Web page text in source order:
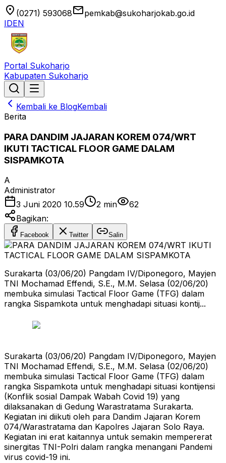
location_on (0271) 593068emailpemkab@sukoharjokab.go.id
IDEN
Portal Sukoharjo
Kabupaten Sukoharjo
Kembali ke BlogKembali
Berita
PARA DANDIM JAJARAN KOREM 074/WRT
IKUTI TACTICAL FLOOR GAME DALAM
SISPAMKOTA
A
Administrator
3 Juni 2020 10.59
2 min
62
Bagikan:
Facebook Twitter Salin
Surakarta (03/06/20) Pangdam IV/Diponegoro, Mayjen
TNI Mochamad Effendi, S.E., M.M. Selasa (02/06/20)
membuka simulasi Tactical Floor Game (TFG) dalam
rangka Sispamkota untuk menghadapi situasi kontij...
Surakarta (03/06/20) Pangdam IV/Diponegoro, Mayjen
TNI Mochamad Effendi, S.E., M.M. Selasa (02/06/20)
membuka simulasi Tactical Floor Game (TFG) dalam
rangka Sispamkota untuk menghadapi situasi kontijensi
(Konflik sosial Dampak Wabah Covid 19) yang
dilaksanakan di Gedung Warastratama Surakarta.
Kegiatan ini diikuti oleh para Dandim Jajaran Korem
074/Warastratama dan Kapolres Jajaran Solo Raya.
Kegiatan ini erat kaitannya untuk semakin mempererat
sinergitas TNI-Polri dalam rangka menangani Pandemi
virus covid-19 ini.